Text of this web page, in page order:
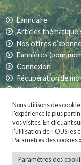
L’annuaire
Articles thématique
Nos offres
Bannières (pour
Connexion
Récupération de
Conditions
Partager sur les
MaVieNature.fr est
Mentions
Nous utilisons des
l'expérience la plus
vos visites. En cliquant
l'utilisation de TOUS les
Paramètres des cookies
Paramètres des